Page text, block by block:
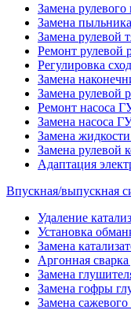
Замена рулевого
Замена
Замена рулевой
Ремонт рулевой
Регулировка
Замена
Замена рулевой
Ремонт насоса
Замена насоса
Замена
Замена рулевой
Адаптация
Впускная/выпускная
Удаление
Установка
Замена
Аргонная
Замена
Замена гофры
Замена